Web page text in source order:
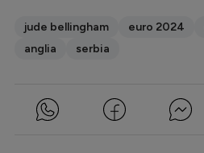
jude bellingham euro 2024
anglia
serbia